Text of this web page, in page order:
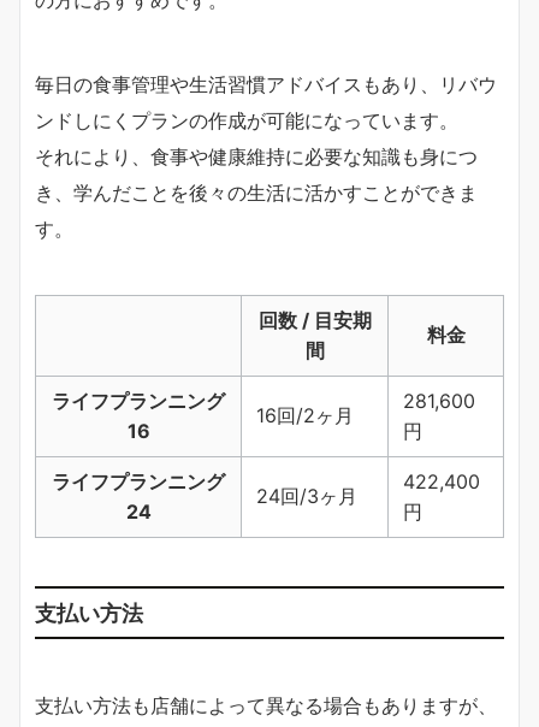
毎日の食事管理や生活習慣アドバイスもあり、リバウ
ンドしにくプランの作成が可能になっています。
それにより、食事や健康維持に必要な知識も身につ
き、学んだことを後々の生活に活かすことができま
す。
回数 / 目安期
間
料金
ライフプランニング
16
16回/2ヶ月
281,600
円
ライフプランニング
24
24回/3ヶ月
422,400
円
支払い方法
支払い方法も店舗によって異なる場合もありますが、